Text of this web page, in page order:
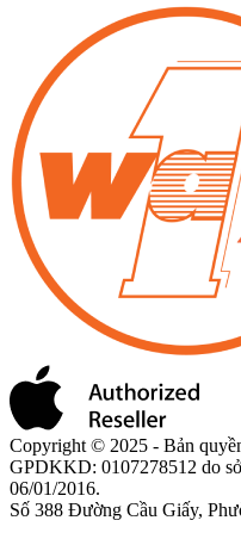
Copyright © 2025 - Bản
GPDKKD: 0107278512 do
06/01/2016.
Số 388 Đường Cầu Giấy,